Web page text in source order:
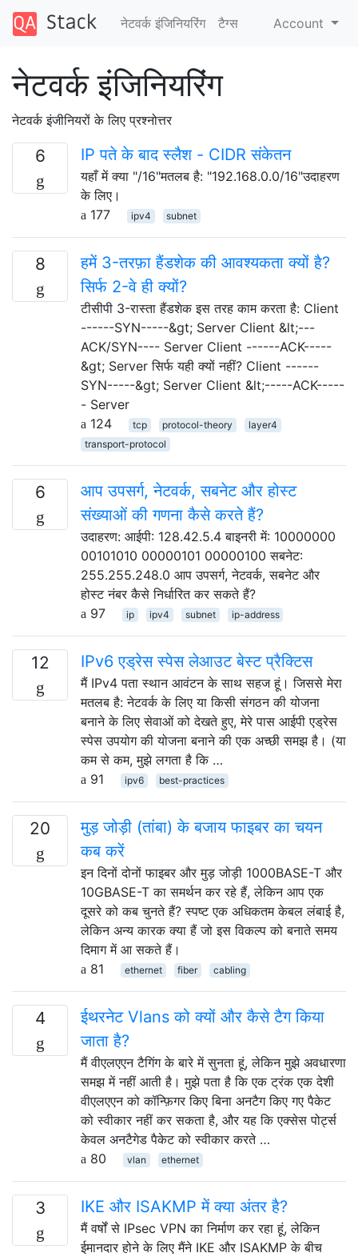
नेटवर्क इंजिनियरिंग टैग्‍स Account
नेटवर्क इंजिनियरिंग
नेटवर्क इंजीनियरों के लिए प्रश्नोत्तर
6 IP पते के बाद स्लैश - CIDR संकेतन
यहाँ में क्या "/16"मतलब है: "192.168.0.0/16"उदाहरण
के लिए।
177
ipv4 subnet
8
हमें 3-तरफ़ा हैंडशेक की आवश्यकता क्यों है?
सिर्फ 2-वे ही क्यों?
टीसीपी 3-रास्ता हैंडशेक इस तरह काम करता है: Client
------SYN-----&gt; Server Client &lt;---
ACK/SYN---- Server Client ------ACK-----
&gt; Server सिर्फ यही क्यों नहीं? Client ------
SYN-----&gt; Server Client &lt;-----ACK-----
- Server
124
tcp protocol-theory
layer4
transport-protocol
6
आप उपसर्ग, नेटवर्क, सबनेट और होस्ट
संख्याओं की गणना कैसे करते हैं?
उदाहरण: आईपी: 128.42.5.4 बाइनरी में: 10000000
00101010 00000101 00000100 सबनेट:
255.255.248.0 आप उपसर्ग, नेटवर्क, सबनेट और
होस्ट नंबर कैसे निर्धारित कर सकते हैं?
97
ip ipv4 subnet ip-address
12 IPv6 एड्रेस स्पेस लेआउट बेस्ट प्रैक्टिस
मैं IPv4 पता स्थान आवंटन के साथ सहज हूं। जिससे मेरा
मतलब है: नेटवर्क के लिए या किसी संगठन की योजना
बनाने के लिए सेवाओं को देखते हुए, मेरे पास आईपी एड्रेस
स्पेस उपयोग की योजना बनाने की एक अच्छी समझ है। (या
कम से कम, मुझे लगता है कि …
91
ipv6 best-practices
20
मुड़ जोड़ी (तांबा) के बजाय फाइबर का चयन
कब करें
इन दिनों दोनों फाइबर और मुड़ जोड़ी 1000BASE-T और
10GBASE-T का समर्थन कर रहे हैं, लेकिन आप एक
दूसरे को कब चुनते हैं? स्पष्ट एक अधिकतम केबल लंबाई है,
लेकिन अन्य कारक क्या हैं जो इस विकल्प को बनाते समय
दिमाग में आ सकते हैं।
81
ethernet fiber cabling
4
ईथरनेट Vlans को क्यों और कैसे टैग किया
जाता है?
मैं वीएलएएन टैगिंग के बारे में सुनता हूं, लेकिन मुझे अवधारणा
समझ में नहीं आती है। मुझे पता है कि एक ट्रंक एक देशी
वीएलएएन को कॉन्फ़िगर किए बिना अनटैग किए गए पैकेट
को स्वीकार नहीं कर सकता है, और यह कि एक्सेस पोर्ट्स
केवल अनटैगेड पैकेट को स्वीकार करते …
80
vlan ethernet
3 IKE और ISAKMP में क्या अंतर है?
मैं वर्षों से IPsec VPN का निर्माण कर रहा हूं, लेकिन
ईमानदार होने के लिए मैंने IKE और ISAKMP के बीच